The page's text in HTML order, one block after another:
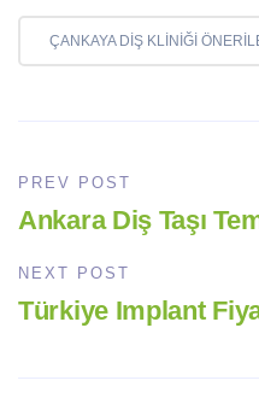
ÇANKAYA DIŞ KLINIĞI
PREV POST
Ankara Diş Taşı
NEXT POST
Türkiye Implant